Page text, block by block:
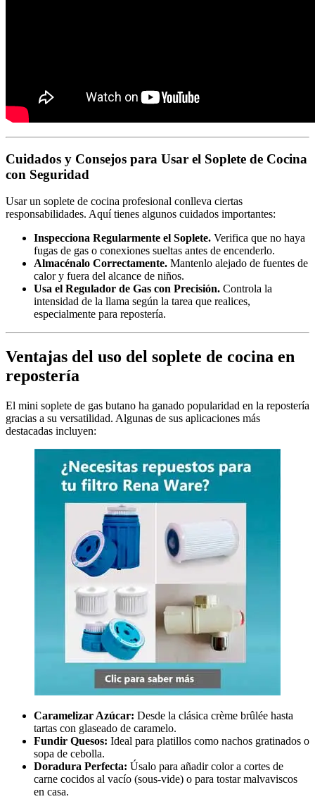
Cuidados y Consejos para Usar el Soplete de Cocina
con Seguridad
Usar un soplete de cocina profesional conlleva ciertas
responsabilidades. Aquí tienes algunos cuidados importantes:
Inspecciona Regularmente el Soplete. Verifica que no haya
fugas de gas o conexiones sueltas antes de encenderlo.
Almacénalo Correctamente. Mantenlo alejado de fuentes de
calor y fuera del alcance de niños.
Usa el Regulador de Gas con Precisión. Controla la
intensidad de la llama según la tarea que realices,
especialmente para repostería.
Ventajas del uso del soplete de cocina en
repostería
El mini soplete de gas butano ha ganado popularidad en la repostería
gracias a su versatilidad. Algunas de sus aplicaciones más
destacadas incluyen:
Caramelizar Azúcar: Desde la clásica crème brûlée hasta
tartas con glaseado de caramelo.
Fundir Quesos: Ideal para platillos como nachos gratinados o
sopa de cebolla.
Doradura Perfecta: Úsalo para añadir color a cortes de
carne cocidos al vacío (sous-vide) o para tostar malvaviscos
en casa.